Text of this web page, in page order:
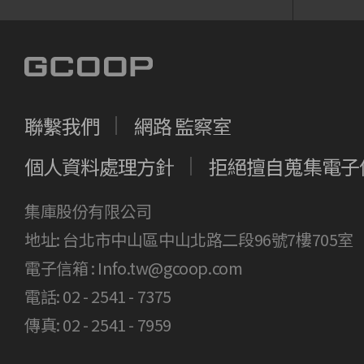
聯繫我們
網路 監察室
個人資料處理方針
拒絕擅自蒐集電
集庫股份有限公司
地址: 台北市中山區中山北路二段96號7樓705室
電子信箱 : Info.tw@gcoop.com
電話: 02 - 2541 - 7375
傳真: 02 - 2541 - 7959